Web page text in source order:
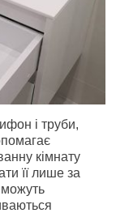
і труби,
кімнату
її лише за